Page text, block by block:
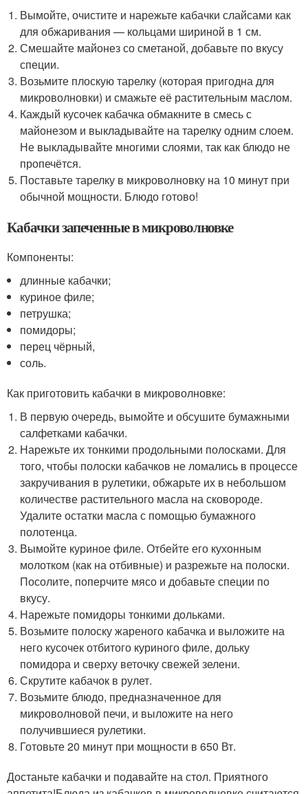
Вымойте, очистите и нарежьте кабачки слайсами как
для обжаривания — кольцами шириной в 1 см.
Смешайте майонез со сметаной, добавьте по вкусу
специи.
Возьмите плоскую тарелку (которая пригодна для
микроволновки) и смажьте её растительным маслом.
Каждый кусочек кабачка обмакните в смесь с
майонезом и выкладывайте на тарелку одним слоем.
Не выкладывайте многими слоями, так как блюдо не
пропечётся.
Поставьте тарелку в микроволновку на 10 минут при
обычной мощности. Блюдо готово!
Кабачки запеченные в микроволновке
Компоненты:
длинные кабачки;
куриное филе;
петрушка;
помидоры;
перец чёрный,
соль.
Как приготовить кабачки в микроволновке:
В первую очередь, вымойте и обсушите бумажными
салфетками кабачки.
Нарежьте их тонкими продольными полосками. Для
того, чтобы полоски кабачков не ломались в процессе
закручивания в рулетики, обжарьте их в небольшом
количестве растительного масла на сковороде.
Удалите остатки масла с помощью бумажного
полотенца.
Вымойте куриное филе. Отбейте его кухонным
молотком (как на отбивные) и разрежьте на полоски.
Посолите, поперчите мясо и добавьте специи по
вкусу.
Нарежьте помидоры тонкими дольками.
Возьмите полоску жареного кабачка и выложите на
него кусочек отбитого куриного филе, дольку
помидора и сверху веточку свежей зелени.
Скрутите кабачок в рулет.
Возьмите блюдо, предназначенное для
микроволновой печи, и выложите на него
получившиеся рулетики.
Готовьте 20 минут при мощности в 650 Вт.
Достаньте кабачки и подавайте на стол. Приятного